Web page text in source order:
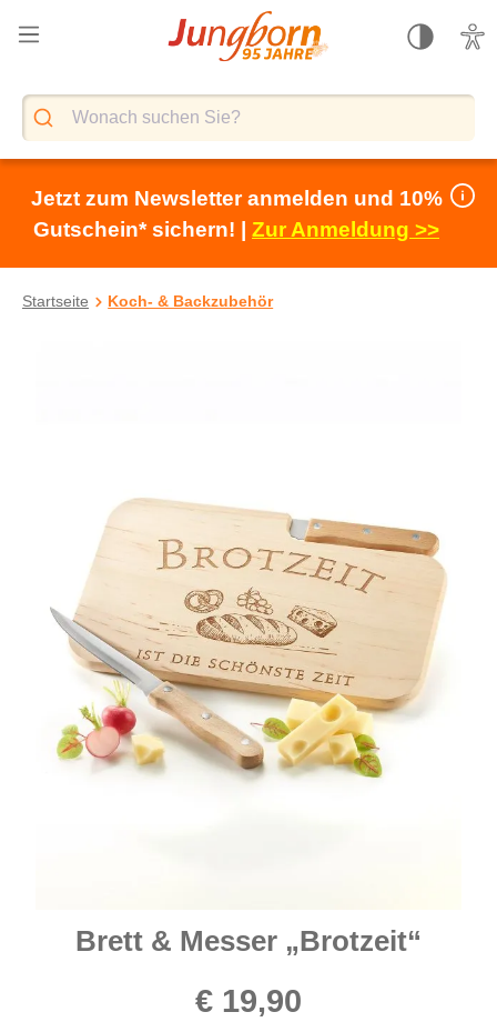
springen
Jetzt zum Newsletter anmelden und 10%
Gutschein* sichern! | Zur Anmeldung >>
Startseite Koch- & Backzubehör
Brett & Messer „Brotzeit“
€ 19,90